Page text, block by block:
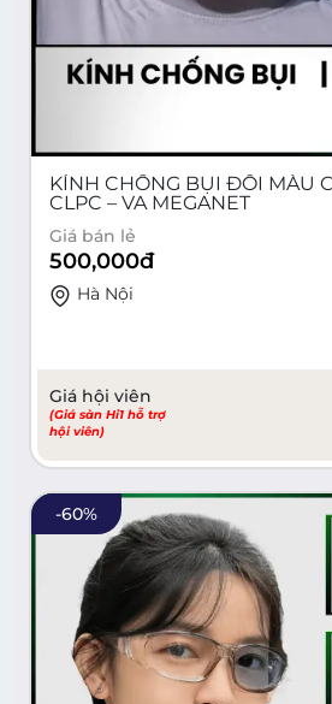
KÍNH CHỐNG BỤI ĐỔI MÀU
CLPC – VA MEGANET
Giá bán lẻ
500,000đ
Hà Nội
Giá hội viên
(Giá sàn Hi1 hỗ trợ
hội viên)
-60%